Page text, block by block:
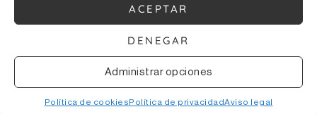
ACEPTAR
DENEGAR
Administrar opciones
Política de cookiesPolítica de privacidadAviso legal